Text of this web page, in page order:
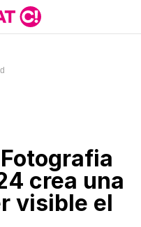
crea una
visible el